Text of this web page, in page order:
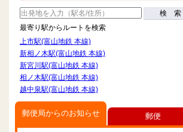
検 索
最寄り駅からルートを検索
上市駅(富山地鉄 本線)
新相ノ木駅(富山地鉄 本線)
新宮川駅(富山地鉄 本線)
相ノ木駅(富山地鉄 本線)
越中泉駅(富山地鉄 本線)
郵便局からのお知らせ 郵便